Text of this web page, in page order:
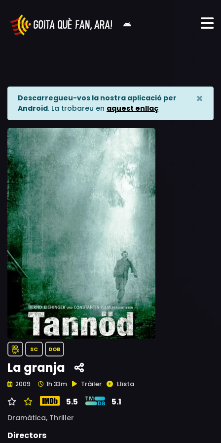
Descarregueu-vos la nostra aplicació per
Android. La trobareu en aquest enllaç
×
SC DOB
La granja
2009 1h 33m Tràiler Llista
5.5 5.1
Dramàtica, Thriller
Directors